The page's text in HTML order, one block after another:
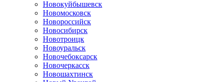
Новокуйбышевск
Новомосковск
Новороссийск
Новосибирск
Новотроицк
Новоуральск
Новочебоксарск
Новочеркасск
Новошахтинск